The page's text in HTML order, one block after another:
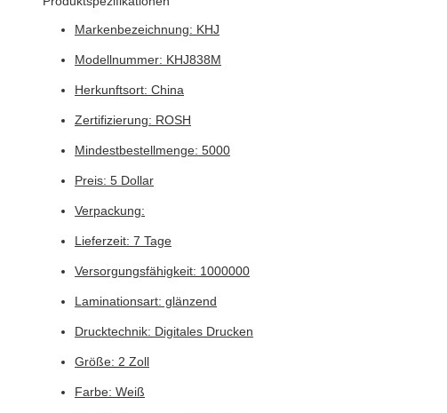
Markenbezeichnung: KHJ
Modellnummer: KHJ838M
Herkunftsort: China
Zertifizierung: ROSH
Mindestbestellmenge: 5000
Preis: 5 Dollar
Verpackung:
Lieferzeit: 7 Tage
Versorgungsfähigkeit: 1000000
Laminationsart: glänzend
Drucktechnik: Digitales Drucken
Größe: 2 Zoll
Farbe: Weiß